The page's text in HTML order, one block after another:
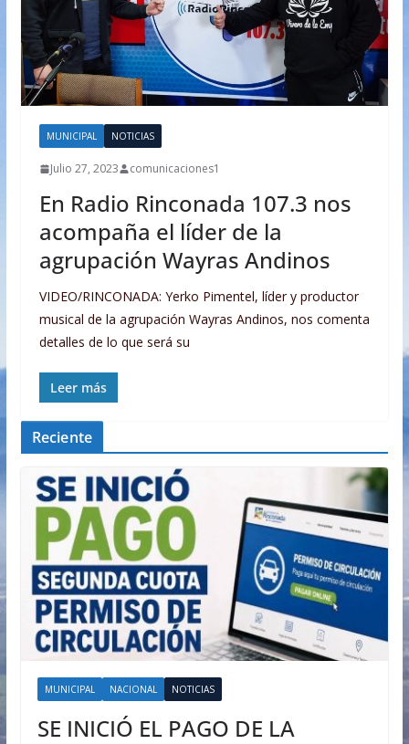
MUNICIPAL NOTICIAS
Julio 27, 2023 comunicaciones1
En Radio Rinconada 107.3 nos
acompaña el líder de la
agrupación Wayras Andinos
VIDEO/RINCONADA: Yerko Pimentel, líder y productor
musical de la agrupación Wayras Andinos, nos comenta
detalles de lo que será su
Leer más
Reciente
MUNICIPAL NACIONAL NOTICIAS
SE INICIÓ EL PAGO DE LA